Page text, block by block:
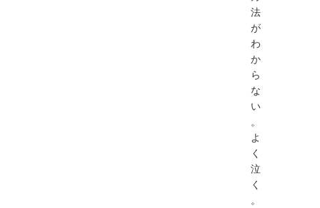
法
が
わ
か
ら
な
い
。
よ
く
泣
く
。